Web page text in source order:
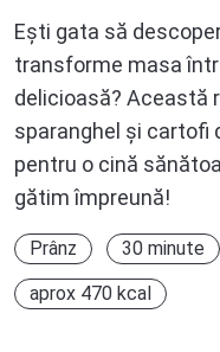
Ești gata să
transforme masa
delicioasă? Această
sparanghel și cartofi
pentru o cină
gătim împreună!
Prânz 30 minute
aprox 470 kcal